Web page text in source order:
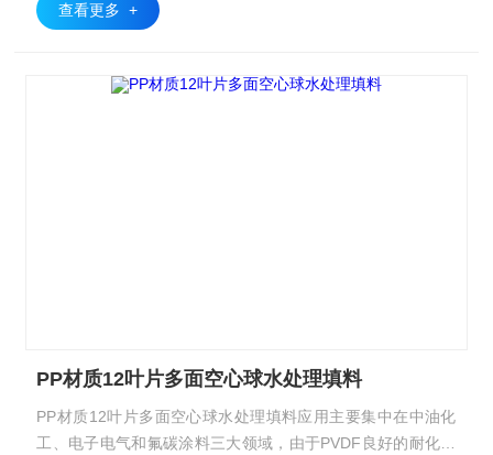
查看更多 +
PP材质12叶片多面空心球水处理填料
PP材质12叶片多面空心球水处理填料应用主要集中在中油化
工、电子电气和氟碳涂料三大领域，由于PVDF良好的耐化学